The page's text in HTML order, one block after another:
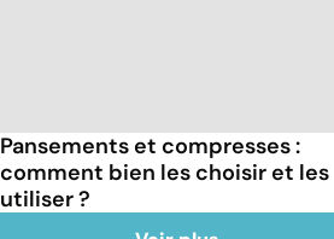
Pansements et compresses :
comment bien les choisir et les
utiliser ?